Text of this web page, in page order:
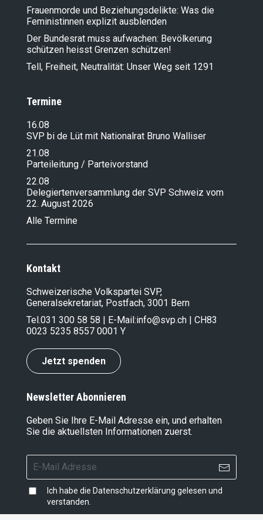
Frauenmorde und Beziehungsdelikte: Was die
Feministinnen explizit ausblenden
Der Bundesrat muss aufwachen: Bevölkerung
schützen heisst Grenzen schützen!
Tell, Freiheit, Neutralität: Unser Weg seit 1291
Termine
16.08
SVP bi de Lüt mit Nationalrat Bruno Walliser
21.08
Parteileitung / Parteivorstand
22.08
Delegiertenversammlung der SVP Schweiz vom
22. August 2026
Alle Termine
Kontakt
Schweizerische Volkspartei SVP,
Generalsekretariat, Postfach, 3001 Bern
Tel.031 300 58 58 | E-Mail:info@svp.ch | CH83
0023 5235 8557 0001 Y
Jetzt spenden
Newsletter Abonnieren
Geben Sie Ihre E-Mail Adresse ein, und erhalten
Sie die aktuellsten Informationen zuerst.
Ich habe die Datenschutzerklärung gelesen und
verstanden.